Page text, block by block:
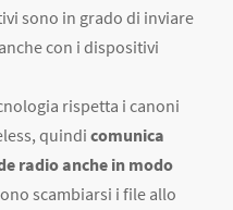
sono in grado di inviare
con i dispositivi
rispetta i canoni
quindi comunica
radio anche in modo
scambiarsi i file allo